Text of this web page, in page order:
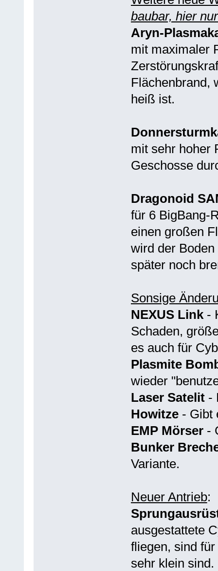
baubar, hier
Aryn-
mit maximaler
Flächenbrand,
heiß ist.
mit sehr hoher
Geschosse
Dragonoid
für 6 BigBang-
einen großen
wird der
später noch
Sonsige
NEXUS Link-
Schaden,
es auch für
Plasmite
wieder
Laser Satelit-
Howitze- Gibt
EMP Mörser-
Bunker
Variante.
Neuer Antrieb:
ausgestattete
fliegen, sind
sehr klein